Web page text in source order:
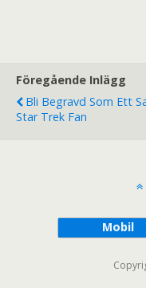
Föregående Inlägg
Bli Begravd Som Ett
Star Trek Fan
Mobil